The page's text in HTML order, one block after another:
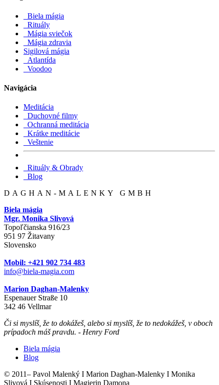
Biela mágia
Rituály
Mágia sviečok
Mágia zdravia
Sigilová mágia
Atlantída
Voodoo
Navigácia
Meditácia
Duchovné filmy
Ochranná meditácia
Krátke meditácie
Veštenie
Rituály & Obrady
Blog
DAGHAN-MALENKY GMBH
Biela mágia
Mgr. Monika Slivová
Topoľčianska 916/23
951 97 Žitavany
Slovensko
Mobil: +421 902 734 483
info@biela-magia.com
Marion Daghan-Malenky
Espenauer Straße 10
342 46 Vellmar
Či si myslíš, že to dokážeš, alebo si myslíš, že to nedokážeš, v oboch
prípadoch máš pravdu. - Henry Ford
Biela mágia
Blog
© 2011– Pavol Malenký I Marion Daghan-Malenky I Monika
Slivová I Skúsenosti I Magierin Damona